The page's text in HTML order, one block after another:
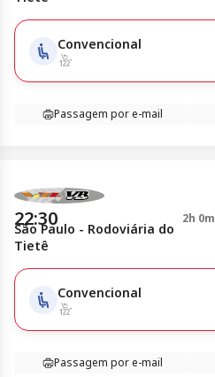
Convencional
Passagem por e-mail
22:30 2h 0m
São Paulo - Rodoviária do
Tietê
Convencional
Passagem por e-mail